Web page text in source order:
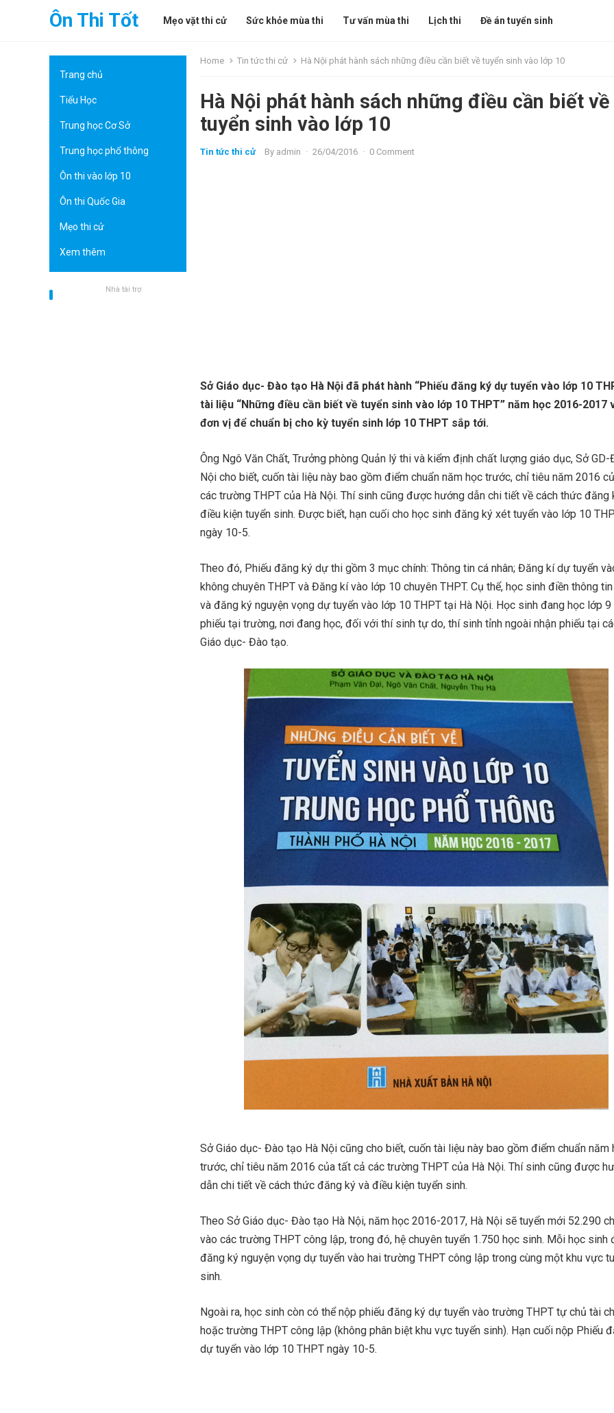
Ôn Thi Tốt Mẹo vặt thi cử Sức khỏe mùa thi Tư vấn mùa thi Lịch thi Đề án tuyển sinh
Trang chủ
Tiểu Học
Trung học Cơ Sở
Trung học phổ thông
Ôn thi vào lớp 10
Ôn thi Quốc Gia
Mẹo thi cử
Xem thêm
Nhà tài trợ
Home Tin tức thi cử Hà Nội phát hành sách những điều cần biết về tuyển sinh vào lớp 10
Hà Nội phát hành sách những điều cần biết về
tuyển sinh vào lớp 10
Tin tức thi cử By admin · 26/04/2016 · 0 Comment
Sở Giáo dục- Đào tạo Hà Nội đã phát hành “Phiếu đăng ký dự tuyển vào lớp 10
tài liệu “Những điều cần biết về tuyển sinh vào lớp 10 THPT” năm học 2016-2017
đơn vị để chuẩn bị cho kỳ tuyển sinh lớp 10 THPT sắp tới.
Ông Ngô Văn Chất, Trưởng phòng Quản lý thi và kiểm định chất lượng giáo dục, Sở GD-
Nội cho biết, cuốn tài liệu này bao gồm điểm chuẩn năm học trước, chỉ tiêu năm 2016
các trường THPT của Hà Nội. Thí sinh cũng được hướng dẫn chi tiết về cách thức đăng
điều kiện tuyển sinh. Được biết, hạn cuối cho học sinh đăng ký xét tuyển vào lớp 10
ngày 10-5.
Theo đó, Phiếu đăng ký dự thi gồm 3 mục chính: Thông tin cá nhân; Đăng kí dự tuyển
không chuyên THPT và Đăng kí vào lớp 10 chuyên THPT. Cụ thể, học sinh điền thông tin
và đăng ký nguyện vọng dự tuyển vào lớp 10 THPT tại Hà Nội. Học sinh đang học lớp 9
phiếu tại trường, nơi đang học, đối với thí sinh tự do, thí sinh tỉnh ngoài nhận phiếu tại
Giáo dục- Đào tạo.
Sở Giáo dục- Đào tạo Hà Nội cũng cho biết, cuốn tài liệu này bao gồm điểm chuẩn năm
trước, chỉ tiêu năm 2016 của tất cả các trường THPT của Hà Nội. Thí sinh cũng được
dẫn chi tiết về cách thức đăng ký và điều kiện tuyển sinh.
Theo Sở Giáo dục- Đào tạo Hà Nội, năm học 2016-2017, Hà Nội sẽ tuyển mới 52.290
vào các trường THPT công lập, trong đó, hệ chuyên tuyển 1.750 học sinh. Mỗi học sinh
đăng ký nguyện vọng dự tuyển vào hai trường THPT công lập trong cùng một khu vực
sinh.
Ngoài ra, học sinh còn có thể nộp phiếu đăng ký dự tuyển vào trường THPT tự chủ tài
hoặc trường THPT công lập (không phân biệt khu vực tuyển sinh). Hạn cuối nộp Phiếu
dự tuyển vào lớp 10 THPT ngày 10-5.